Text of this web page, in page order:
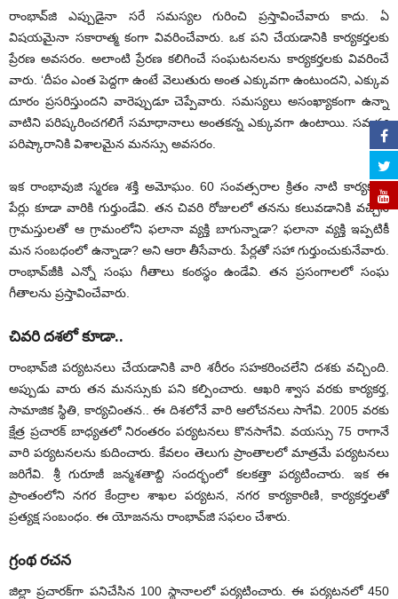
రాంభావ్‌జి ఎప్పుడైనా సరే సమస్యల గురించి ప్రస్తావించేవారు కాదు. ఏ
విషయమైనా సకారాత్మ కంగా వివరించేవారు. ఒక పని చేయడానికి కార్యకర్తలకు
ప్రేరణ అవసరం. అలాంటి ప్రేరణ కలిగించే సంఘటనలను కార్యకర్తలకు వివరించే
వారు. ‘దీపం ఎంత పెద్దగా ఉంటే వెలుతురు అంత ఎక్కువగా ఉంటుందని, ఎక్కువ
దూరం ప్రసరిస్తుందని వారెప్పుడూ చెప్పేవారు. సమస్యలు అసంఖ్యాకంగా ఉన్నా
వాటిని పరిష్కరించగలిగే సమాధానాలు అంతకన్న ఎక్కువగా ఉంటాయి. సమస్య
పరిష్కారానికి విశాలమైన మనస్సు అవసరం.
ఇక రాంభావుజి స్మరణ శక్తి అమోఘం. 60 సంవత్సరాల క్రితం నాటి కార్యకర్తల
పేర్లు కూడా వారికి గుర్తుండేవి. తన చివరి రోజులలో తనను కలువడానికి వచ్చిన
గ్రామస్తులతో ఆ గ్రామంలోని ఫలానా వ్యక్తి బాగున్నాడా? ఫలానా వ్యక్తి ఇప్పటికీ
మన సంబధంలో ఉన్నాడా? అని ఆరా తీసేవారు. పేర్లతో సహా గుర్తుంచుకునేవారు.
రాంభావ్‌జీకి ఎన్నో సంఘ గీతాలు కంఠస్థం ఉండేవి. తన ప్రసంగాలలో సంఘ
గీతాలను ప్రస్తావించేవారు.
చివరి దశలో కూడా..
రాంభావ్‌జి పర్యటనలు చేయడానికి వారి శరీరం సహకరించలేని దశకు వచ్చింది.
అప్పుడు వారు తన మనస్సుకు పని కల్పించారు. ఆఖరి శ్వాస వరకు కార్యకర్త,
సామాజిక స్థితి, కార్యచింతన.. ఈ దిశలోనే వారి ఆలోచనలు సాగేవి. 2005 వరకు
క్షేత్ర ప్రచారక్‌ బాధ్యతలో నిరంతరం పర్యటనలు కొనసాగేవి. వయస్సు 75 రాగానే
వారి పర్యటనలను కుదించారు. కేవలం తెలుగు ప్రాంతాలలో మాత్రమే పర్యటనలు
జరిగేవి. శ్రీ గురూజీ జన్మశతాబ్ది సందర్భంలో కలకత్తా పర్యటించారు. ఇక ఈ
ప్రాంతంలోని నగర కేంద్రాల శాఖల పర్యటన, నగర కార్యకారిణి, కార్యకర్తలతో
ప్రత్యక్ష సంబంధం. ఈ యోజనను రాంభావ్‌జి సఫలం చేశారు.
గ్రంథ రచన
జిల్లా ప్రచారక్‌గా పనిచేసిన 100 స్థానాలలో పర్యటించారు. ఈ పర్యటనలో 450